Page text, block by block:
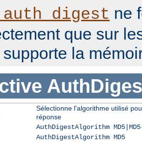
ne
que sur
la
Sélectionne l'algorithme utilisé
réponse
AuthDigestAlgorithm
AuthDigestAlgorithm MD5